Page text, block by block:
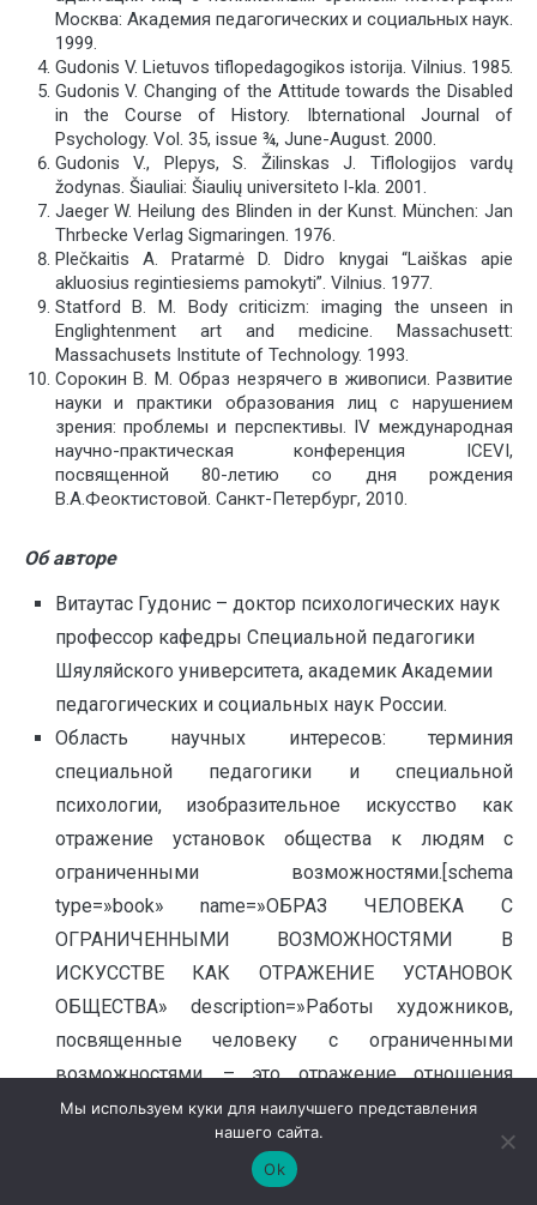
Москва: Академия педагогических и социальных наук.
1999.
Gudonis V. Lietuvos tiflopedagogikos istorija. Vilnius. 1985.
Gudonis V. Changing of the Attitude towards the Disabled
in the Course of History. Ibternational Journal of
Psychology. Vol. 35, issue ¾, June-August. 2000.
Gudonis V., Plepys, S. Žilinskas J. Tiflologijos vardų
žodynas. Šiauliai: Šiaulių universiteto l-kla. 2001.
Jaeger W. Heilung des Blinden in der Kunst. München: Jan
Thrbecke Verlag Sigmaringen. 1976.
Plečkaitis A. Pratarmė D. Didro knygai “Laiškas apie
akluosius regintiesiems pamokyti”. Vilnius. 1977.
Statford B. M. Body criticizm: imaging the unseen in
Englightenment art and medicine. Massachusett:
Massachusets Institute of Technology. 1993.
Сорокин В. М. Образ незрячего в живописи. Развитие
науки и практики образования лиц с нарушением
зрения: проблемы и перспективы. IV международная
научно-практическая конференция ICEVI,
посвященной 80-летию со дня рождения
В.А.Феоктистовой. Санкт-Петербург, 2010.
Об авторе
Витаутас Гудонис – доктор психологических наук
профессор кафедры Специальной педагогики
Шяуляйского университета, академик Академии
педагогических и социальных наук России.
Область научных интересов: терминия
специальной педагогики и специальной
психологии, изобразительное искусство как
отражение установок общества к людям с
ограниченными возможностями.[schema
type=»book» name=»ОБРАЗ ЧЕЛОВЕКА С
ОГРАНИЧЕННЫМИ ВОЗМОЖНОСТЯМИ В
ИСКУССТВЕ КАК ОТРАЖЕНИЕ УСТАНОВОК
ОБЩЕСТВА» description=»Работы художников,
посвященные человеку с ограниченными
возможностями, – это отражение отношения
общества к нему. От отношения общества, его
установок к взрослым с ограниченными
возможностями зависит успех развития их
Мы используем куки для наилучшего представления
нашего сайта.
Ok